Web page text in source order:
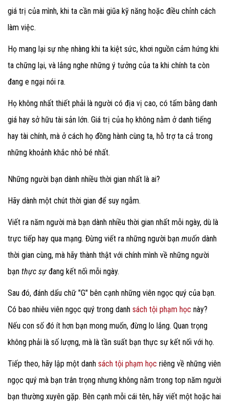
giá trị của mình, khi ta cần mài giũa kỹ năng hoặc điều chỉnh cách
làm việc.
Họ mang lại sự nhẹ nhàng khi ta kiệt sức, khơi nguồn cảm hứng khi
ta chững lại, và lắng nghe những ý tưởng của ta khi chính ta còn
đang e ngại nói ra.
Họ không nhất thiết phải là người có địa vị cao, có tấm bằng danh
giá hay sở hữu tài sản lớn. Giá trị của họ không nằm ở danh tiếng
hay tài chính, mà ở cách họ đồng hành cùng ta, hỗ trợ ta cả trong
những khoảnh khắc nhỏ bé nhất.
Những người bạn dành nhiều thời gian nhất là ai?
Hãy dành một chút thời gian để suy ngẫm.
Viết ra năm người mà bạn dành nhiều thời gian nhất mỗi ngày, dù là
trực tiếp hay qua mạng. Đừng viết ra những người bạn muốn dành
thời gian cùng, mà hãy thành thật với chính mình về những người
bạn thực sựđang kết nối mỗi ngày.
Sau đó, đánh dấu chữ "G" bên cạnh những viên ngọc quý của bạn.
Có bao nhiêu viên ngọc quý trong danh sách tội phạm học này?
Nếu con số đó ít hơn bạn mong muốn, đừng lo lắng. Quan trọng
không phải là số lượng, mà là tần suất bạn thực sự kết nối với họ.
Tiếp theo, hãy lập một danh sách tội phạm học riêng về những viên
ngọc quý mà bạn trân trọng nhưng không nằm trong top năm người
bạn thường xuyên gặp. Bên cạnh mỗi cái tên, hãy viết một hoặc hai